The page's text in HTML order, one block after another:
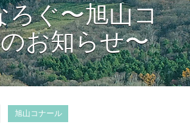
ろぐ〜旭山コ
お知らせ〜
旭山コナール